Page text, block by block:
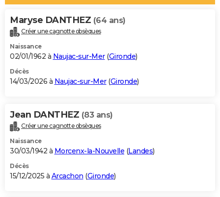
Alimentation
Guide de la santé
Maladies
Médicaments
Sommeil
VOYAGE
Destinations
City break
Voyage nature
Voyage de noces
Forum
Climat
+PHOTO
GUIDES D'ACHAT
BONS PLANS
Carte de Noël
Carte Bonne année
Carte Saint-Valentin
Carte Pâques
Carte d'anniversaire
DICTIONNAIRE
Dictionnaire
Biographies
Citations
Expressions
Proverbes
PROGRAMME TV
S'inscrire
Se connecter
Lycées
Collèges
Primaires
Universités
Entreprises
Service militaire
Avis de recherche
AVIS DE DÉCÈS
Maryse DANTHEZ (64 ans)
Créer une cagnotte obsèques
Naissance
02/01/1962 à Naujac-sur-Mer(Gironde)
Décès
14/03/2026 à Naujac-sur-Mer(Gironde)
Jean DANTHEZ (83 ans)
Créer une cagnotte obsèques
Naissance
30/03/1942 à Morcenx-la-Nouvelle (Landes)
Décès
15/12/2025 à Arcachon (Gironde)